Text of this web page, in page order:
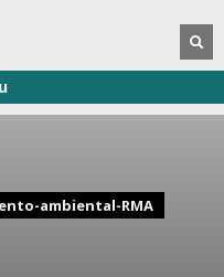
ambiental-RMA